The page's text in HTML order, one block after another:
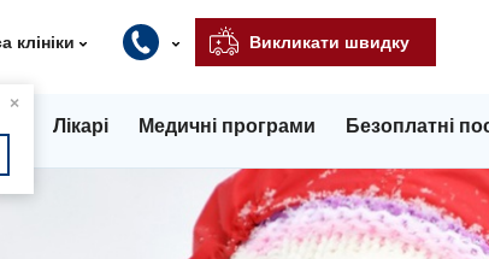
×
клініки Викликати швидку
Лікарі Медичні програми Безоплатні